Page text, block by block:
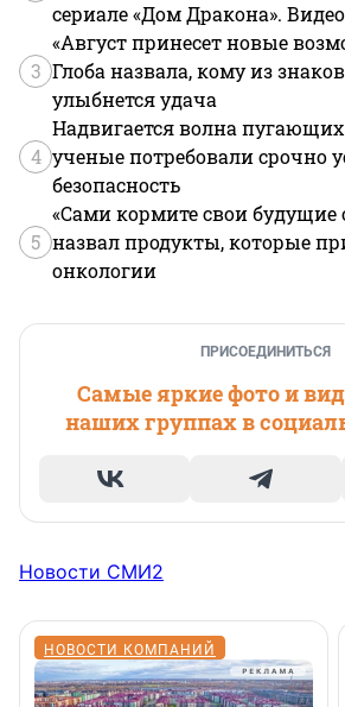
сериале «Дом Дракона». Видео
3
«Август принесет новые
Глоба назвала, кому из
улыбнется удача
4
Надвигается волна
ученые потребовали срочно
безопасность
5
«Сами кормите свои будущие
назвал продукты, которые
онкологии
ПРИСОЕДИНИТЬСЯ
Самые яркие фото и
наших группах в
Новости СМИ2
НОВОСТИ КОМПАНИЙ